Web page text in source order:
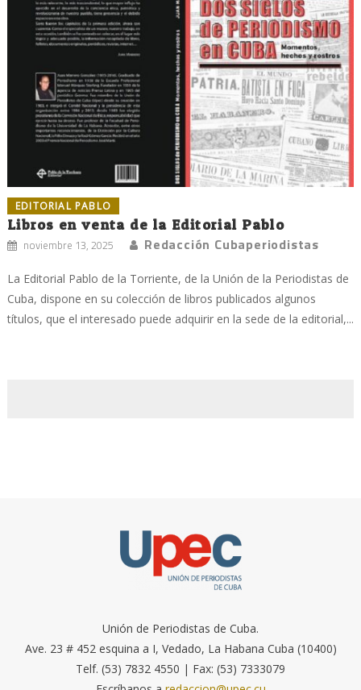
EDITORIAL PABLO
Libros en venta de la Editorial Pablo
noviembre 13, 2025 Redacción Cubaperiodistas
La Editorial Pablo de la Torriente, de la Unión de la Periodistas de
Cuba, dispone en su colección de libros publicados algunos
títulos, que el interesado puede adquirir en la sede de la editorial,...
Unión de Periodistas de Cuba.
Ave. 23 # 452 esquina a I, Vedado, La Habana Cuba (10400)
Telf. (53) 7832 4550 | Fax: (53) 7333079